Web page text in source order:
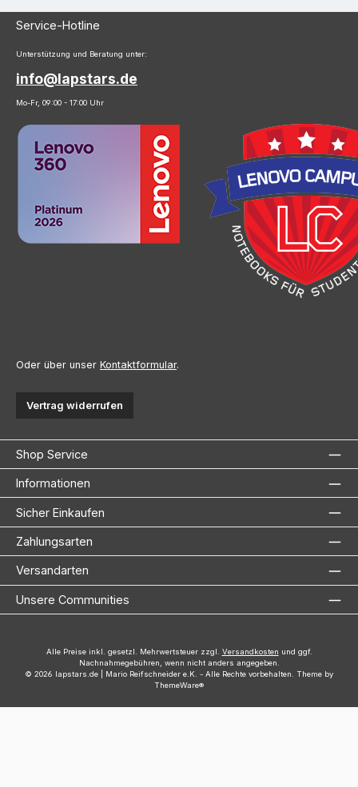
Service-Hotline
Unterstützung und Beratung unter:
info@lapstars.de
Mo-Fr, 09:00 - 17:00 Uhr
Oder über unser Kontaktformular.
Vertrag widerrufen
Shop Service
Informationen
Sicher Einkaufen
Zahlungsarten
Versandarten
Unsere Communities
Alle Preise inkl. gesetzl. Mehrwertsteuer zzgl. Versandkosten und ggf.
Nachnahmegebühren, wenn nicht anders angegeben.
© 2026 lapstars.de | Mario Reifschneider e.K. - Alle Rechte vorbehalten. Theme by
ThemeWare®